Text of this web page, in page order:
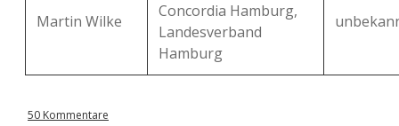
Martin Wilke
Concordia Hamburg,
Landesverband
Hamburg
50 Kommentare